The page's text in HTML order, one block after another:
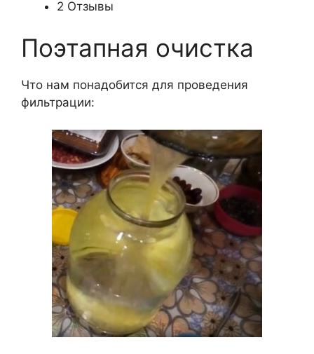
2 Отзывы
Поэтапная очистка
Что нам понадобится для проведения
фильтрации: